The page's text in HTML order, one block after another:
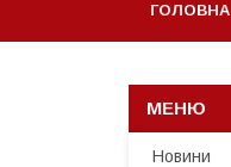
ГОЛОВНА
Новини